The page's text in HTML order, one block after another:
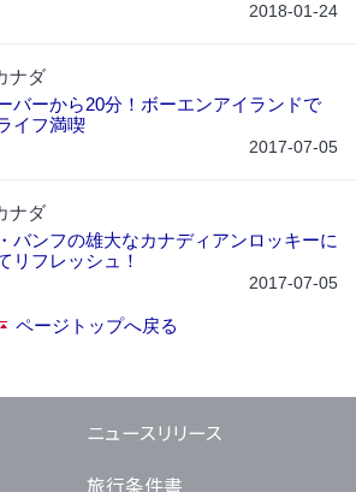
2018-01-24
ナダ
バーから20分！ボーエンアイランドで
イフ満喫
2017-07-05
ナダ
バンフの雄大なカナディアンロッキーに
リフレッシュ！
2017-07-05
ページトップへ戻る
ニュースリリース
旅行条件書